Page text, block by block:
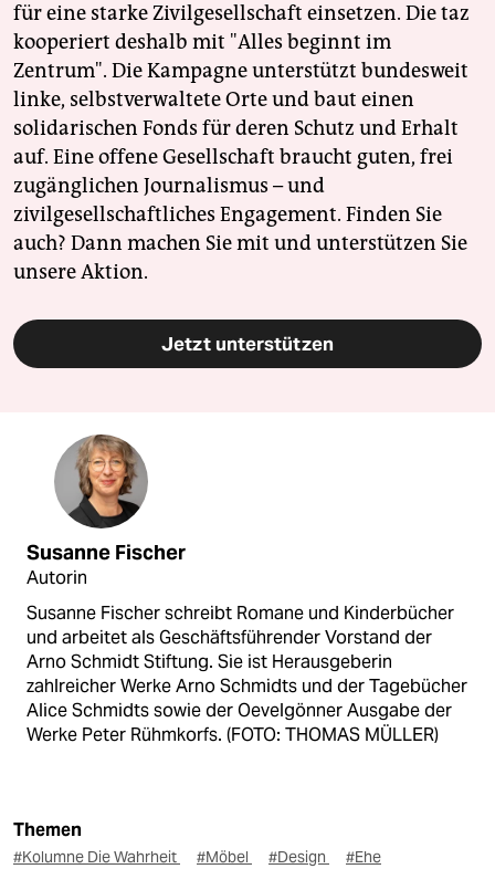
für eine starke Zivilgesellschaft einsetzen. Die taz
kooperiert deshalb mit "Alles beginnt im
Zentrum". Die Kampagne unterstützt bundesweit
linke, selbstverwaltete Orte und baut einen
solidarischen Fonds für deren Schutz und Erhalt
auf. Eine offene Gesellschaft braucht guten, frei
zugänglichen Journalismus – und
zivilgesellschaftliches Engagement. Finden Sie
auch? Dann machen Sie mit und unterstützen Sie
unsere Aktion.
Jetzt unterstützen
Susanne Fischer
Autorin
Susanne Fischer schreibt Romane und Kinderbücher
und arbeitet als Geschäftsführender Vorstand der
Arno Schmidt Stiftung. Sie ist Herausgeberin
zahlreicher Werke Arno Schmidts und der Tagebücher
Alice Schmidts sowie der Oevelgönner Ausgabe der
Werke Peter Rühmkorfs. (FOTO: THOMAS MÜLLER)
Themen
#Kolumne Die Wahrheit #Möbel #Design #Ehe